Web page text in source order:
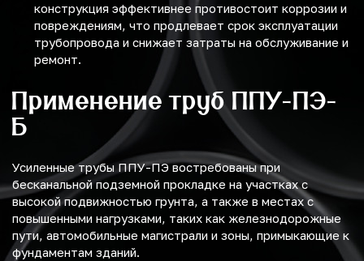
конструкция эффективнее противостоит коррозии и
повреждениям, что продлевает срок эксплуатации
трубопровода и снижает затраты на обслуживание и
ремонт.
Применение труб ППУ-ПЭ-
Б
Усиленные трубы ППУ-ПЭ востребованы при
бесканальной подземной прокладке на участках с
высокой подвижностью грунта, а также в местах с
повышенными нагрузками, таких как железнодорожные
пути, автомобильные магистрали и зоны, примыкающие к
фундаментам зданий.